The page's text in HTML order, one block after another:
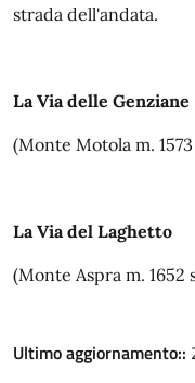
strada dell'andata.
La Via delle Genziane
(Monte Motola m.
La Via del Laghetto
(Monte Aspra m. 1652
Ultimo aggiornamento::